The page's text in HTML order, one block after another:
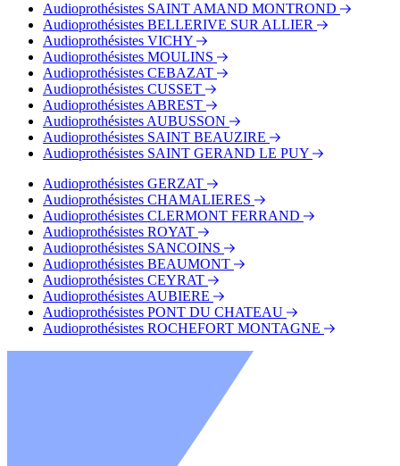
Audioprothésistes SAINT AMAND MONTROND
Audioprothésistes BELLERIVE SUR ALLIER
Audioprothésistes VICHY
Audioprothésistes MOULINS
Audioprothésistes CEBAZAT
Audioprothésistes CUSSET
Audioprothésistes ABREST
Audioprothésistes AUBUSSON
Audioprothésistes SAINT BEAUZIRE
Audioprothésistes SAINT GERAND LE PUY
Audioprothésistes GERZAT
Audioprothésistes CHAMALIERES
Audioprothésistes CLERMONT FERRAND
Audioprothésistes ROYAT
Audioprothésistes SANCOINS
Audioprothésistes BEAUMONT
Audioprothésistes CEYRAT
Audioprothésistes AUBIERE
Audioprothésistes PONT DU CHATEAU
Audioprothésistes ROCHEFORT MONTAGNE